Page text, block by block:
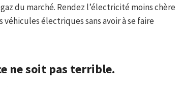
du marché. Rendez l’électricité moins chère
électriques sans avoir à se faire
ne soit pas terrible.